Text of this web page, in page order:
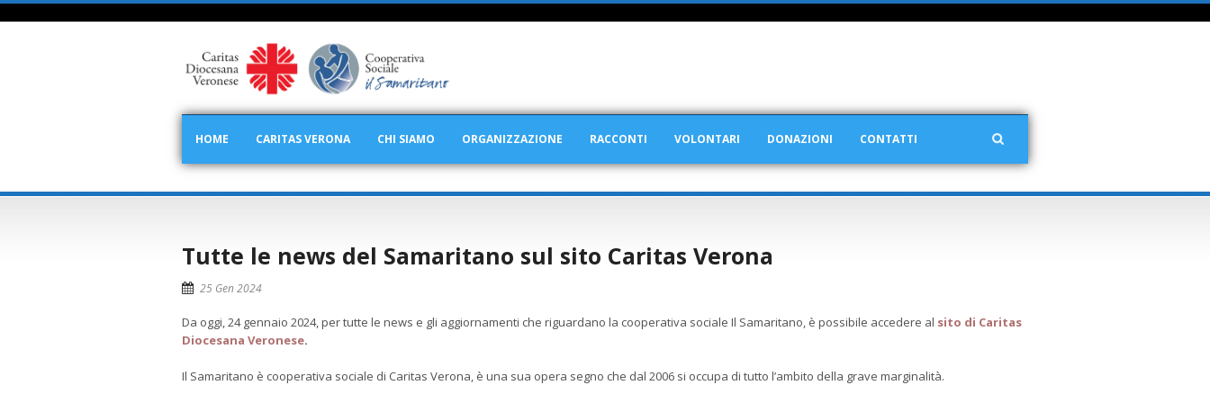
HOME CARITAS VERONA CHI SIAMO ORGANIZZAZIONE RACCONTI VOLONTARI DONAZIONI CONTATTI
Tutte le news del Samaritano sul sito Caritas Verona
25 Gen 2024
Da oggi, 24 gennaio 2024, per tutte le news e gli aggiornamenti che riguardano la cooperativa sociale Il Samaritano, è possibile accedere al sito di Caritas
Diocesana Veronese.
Il Samaritano è cooperativa sociale di Caritas Verona, è una sua opera segno che dal 2006 si occupa di tutto l’ambito della grave marginalità.